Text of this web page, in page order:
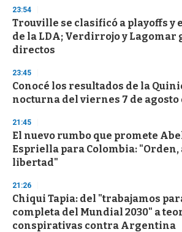
d
s
o
f
3
s
e
c
o
d
s
23:54
Trouville se clasificó a playoffs y
de la LDA; Verdirrojo y Lagomar
directos
23:45
Conocé los resultados de la
nocturna del viernes 7 de agosto
21:45
El nuevo rumbo que promete
Espriella para Colombia:
libertad"
21:26
Chiqui Tapia: del "trabajamos
completa del Mundial 2030" a
conspirativas contra Argentina